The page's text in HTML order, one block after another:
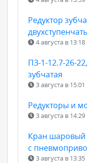
Редуктор
4 августа в 13:18
ПЗ-1-12.7-26-
зубчатая
3 августа в 15:01
Редукторы и
3 августа в 14:29
Кран
с
3 августа в 13:35